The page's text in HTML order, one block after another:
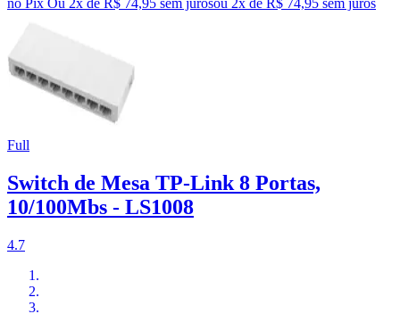
no Pix Ou 2x de R$ 74,95 sem jurosou 2x de R$ 74,95 sem juros
Full
Switch de Mesa TP-Link 8 Portas,
10/100Mbs - LS1008
4.7